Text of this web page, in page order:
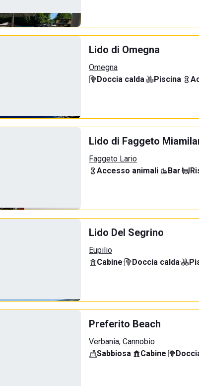
Lido di Omegna
Omegna
Doccia calda· Piscina·
Lido di Faggeto
Faggeto Lario
Accesso animali· Bar·
Lido Del Segrino
Eupilio
Cabine· Doccia calda·
Preferito Beach
Verbania, Cannobio
Sabbiosa· Cabine·